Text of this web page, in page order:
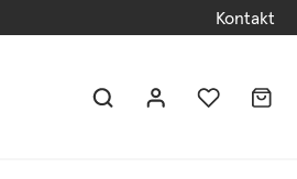
Kontakt